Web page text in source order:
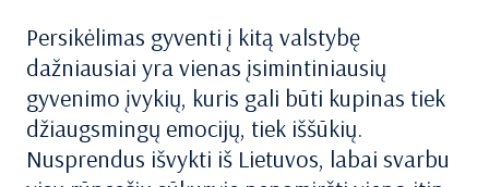
Persikėlimas gyventi į kitą valstybę
dažniausiai yra vienas įsimintiniausių
gyvenimo įvykių, kuris gali būti kupinas tiek
džiaugsmingų emocijų, tiek iššūkių.
Nusprendus išvykti iš Lietuvos, labai svarbu